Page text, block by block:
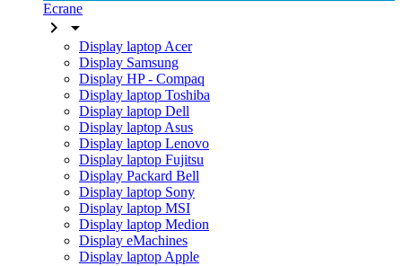
Ecrane
 
Display laptop Acer
Display Samsung
Display HP - Compaq
Display laptop Toshiba
Display laptop Dell
Display laptop Asus
Display laptop Lenovo
Display laptop Fujitsu
Display Packard Bell
Display laptop Sony
Display laptop MSI
Display laptop Medion
Display eMachines
Display laptop Apple